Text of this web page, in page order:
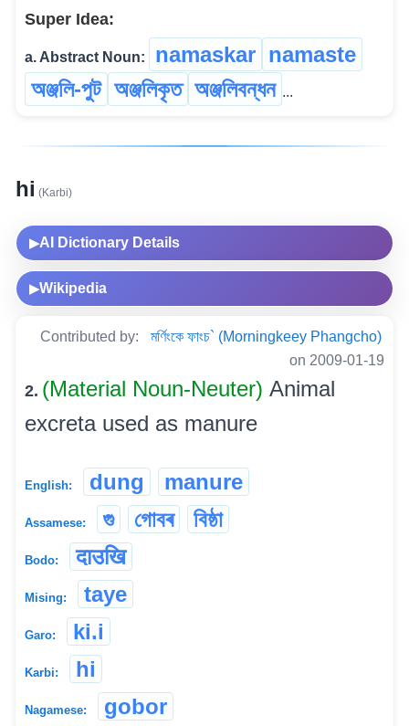
Super Idea:
a. Abstract Noun: namaskar namaste
অঞ্জলি-পুট অঞ্জলিকৃত অঞ্জলিবন্ধন ...
hi (Karbi)
▶AI Dictionary Details
▶Wikipedia
Contributed by:
মৰ্ণিংকে ফাংচ` (Morningkeey Phangcho)
on 2009-01-19
2. (Material Noun-Neuter) Animal
excreta used as manure
English: dung manure
Assamese: গু গোবৰ বিষ্ঠা
Bodo: दाउखि
Mising: taye
Garo: ki.i
Karbi: hi
Nagamese: gobor